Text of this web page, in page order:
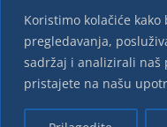
Koristimo kolačiće
pregledavanja,
sadržaj i analizirali naš
pristajete na našu